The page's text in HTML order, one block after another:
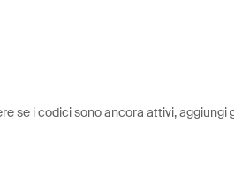
se i codici sono ancora attivi, aggiungi